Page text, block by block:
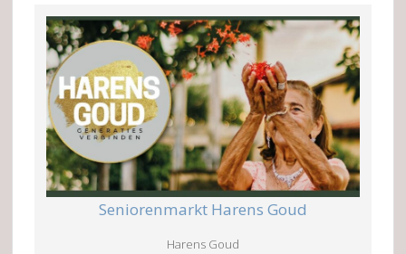
Seniorenmarkt Harens Goud
Harens Goud